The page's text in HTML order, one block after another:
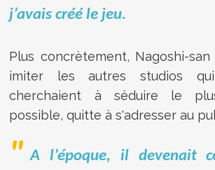
j’avais créé le jeu.
Plus concrètement, Nagoshi-
imiter les autres studios
cherchaient à séduire le
possible, quitte à s'adresser au
A l’époque, il devenait